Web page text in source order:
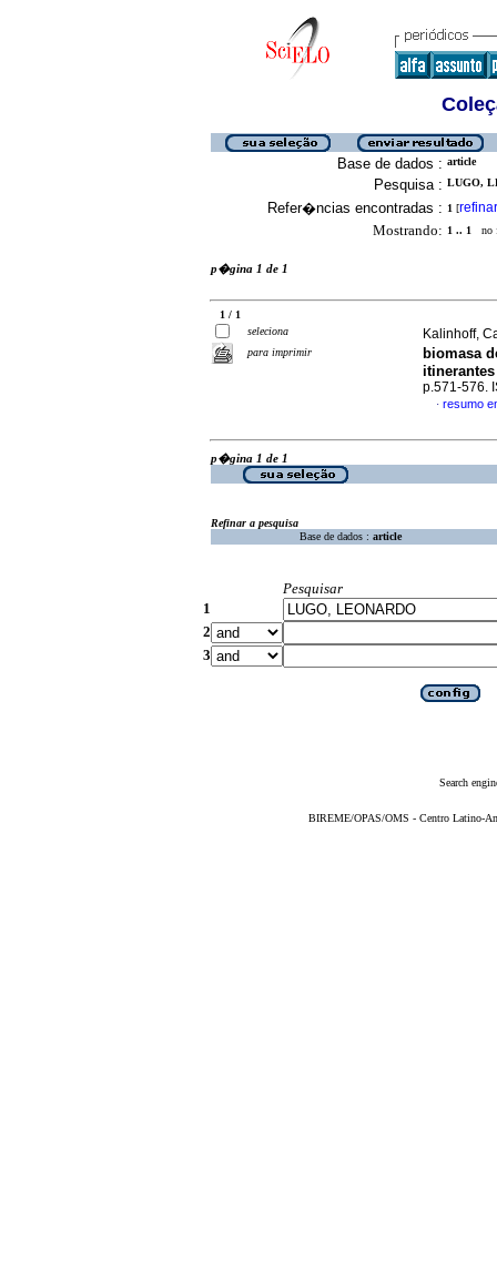
Base de dados : article
Pesquisa : LUGO,
Refer�ncias encontradas : 1 [refinar
Mostrando: 1 .. 1 no
p�gina 1 de 1
1 / 1
seleciona
para imprimir
Kalinhoff,
biomasa
p.571-576.
· resumo
p�gina 1 de 1
Refinar a pesquisa
Base de dados : article
Pesquisar
1
2
3
Search
BIREME/OPAS/OMS - Centro Latino-